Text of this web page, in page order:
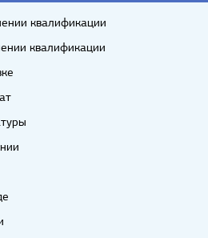
квалификации
квалификации